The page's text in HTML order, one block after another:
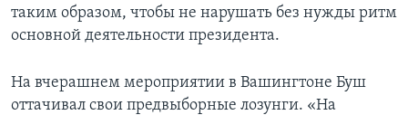
таким образом, чтобы не нарушать без нужды ритм
основной деятельности президента.
На вчерашнем мероприятии в Вашингтоне Буш
оттачивал свои предвыборные лозунги. «На